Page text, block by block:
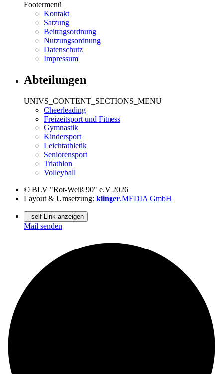
Footermenü
Kontakt
Satzung
Beitragsordnung
Nutzungsordnung
Datenschutz
Impressum
Abteilungen
UNIVS_CONTENT_SECTIONS_MENU
Cheerleading
Freizeitsport und Fitness
Gymnastik
Kindersport
Leichtathletik
Seniorensport
Triathlon
Volleyball
© BLV "Rot-Weiß 90" e.V 2026
Layout & Umsetzung: klinger.MEDIA GmbH
_self Link anzeigen
Mail senden